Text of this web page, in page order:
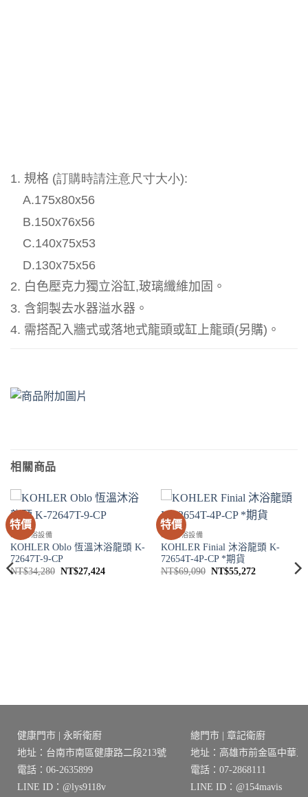
1. 規格 (訂購時請注意尺寸大小):
A.175x80x56
B.150x76x56
C.140x75x53
D.130x75x56
2. 白色壓克力獨立浴缸,玻璃纖維加固。
3. 含銅製去水器溢水器。
4. 需搭配入牆式或落地式龍頭或缸上龍頭(另購) 。
相關商品
特價
SPA淋浴設備
KOHLER Oblo 恆溫沐浴龍頭 K-
72647T-9-CP
NT$34,280 原
NT$27,424目
特價
SPA淋浴設備
KOHLER Finial 沐浴龍頭 K-
72654T-4P-CP *期貨
NT$69,090 原
NT$55,272目
健康門市 | 永昕衛廚
地址：台南市南區健康路二段213號
電話：06-2635899
LINE ID：@lys9118v
總門市 | 章記衛廚
地址：高雄市前金區中華三
電話：07-2868111
LINE ID：@154mavis